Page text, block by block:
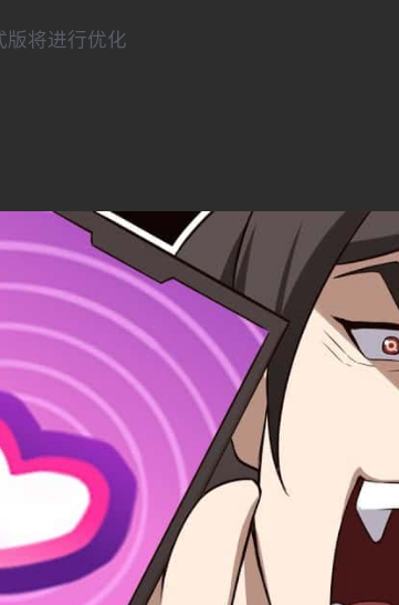
版将进行优化